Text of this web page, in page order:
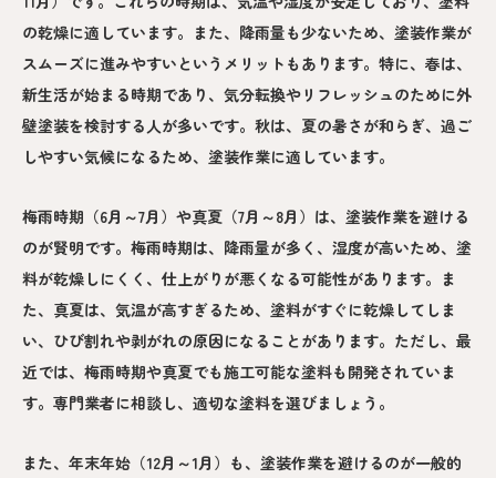
の乾燥に適しています。また、降雨量も少ないため、塗装作業が
スムーズに進みやすいというメリットもあります。特に、春は、
新生活が始まる時期であり、気分転換やリフレッシュのために外
壁塗装を検討する人が多いです。秋は、夏の暑さが和らぎ、過ご
しやすい気候になるため、塗装作業に適しています。
梅雨時期（6月～7月）や真夏（7月～8月）は、塗装作業を避ける
のが賢明です。梅雨時期は、降雨量が多く、湿度が高いため、塗
料が乾燥しにくく、仕上がりが悪くなる可能性があります。ま
た、真夏は、気温が高すぎるため、塗料がすぐに乾燥してしま
い、ひび割れや剥がれの原因になることがあります。ただし、最
近では、梅雨時期や真夏でも施工可能な塗料も開発されていま
す。専門業者に相談し、適切な塗料を選びましょう。
また、年末年始（12月～1月）も、塗装作業を避けるのが一般的